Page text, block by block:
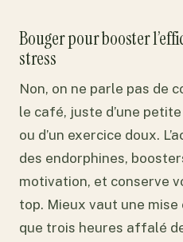
Bouger pour booster
stress
Non, on ne parle pas de
le café, juste d’une
ou d’un exercice doux.
des endorphines,
motivation, et conserve
top. Mieux vaut une mise
que trois heures affalé